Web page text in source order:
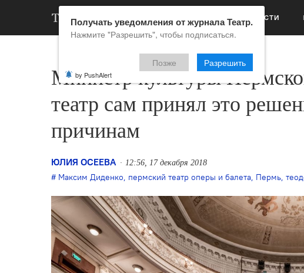
НОВОСТИ
Министр культуры
театр сам принял это
причинам
ЮЛИЯ ОСЕЕВА 12:56, 17 декабря 2018
Максим Диденко, пермский театр оперы и балета, Пермь,
Получать уведомления от журнала Театр.
Нажмите "Разрешить", чтобы подписаться.
Позже Разрешить
by PushAlert